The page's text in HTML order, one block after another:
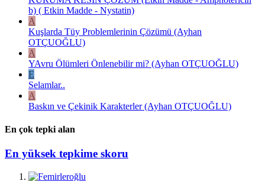
b) ( Etkin Madde - Nystatin)
A
Kuşlarda Tüy Problemlerinin Çözümü (Ayhan
OTÇUOĞLU)
A
YAvru Ölümleri Önlenebilir mi? (Ayhan OTÇUOĞLU)
E
Selamlar..
A
Baskın ve Çekinik Karakterler (Ayhan OTÇUOĞLU)
En çok tepki alan
En yüksek tepkime skoru